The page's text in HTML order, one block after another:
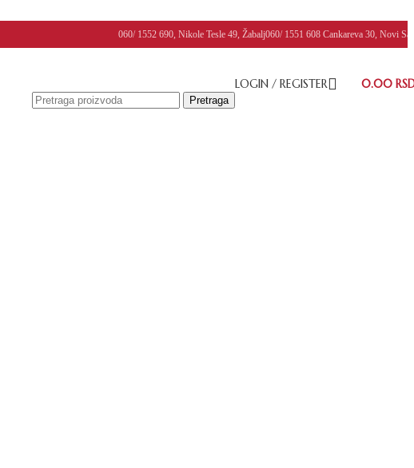
060/ 1552 690, Nikole Tesle 49, Žabalj060/ 1551 608 Cankareva 30, Novi
Pretraga
LOGIN / REGISTER 0.00